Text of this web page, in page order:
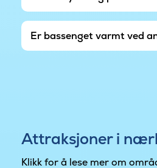
Er bassenget varmt ved
Attraksjoner i
Klikk for å lese mer om